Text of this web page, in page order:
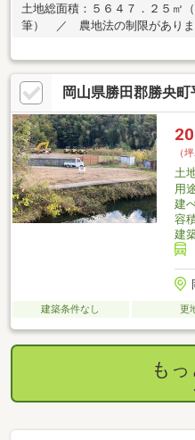
土地総面積：５６４７．２５㎡
筆） ／ 農地法の制限がありま
岡山県勝田郡勝央町
（
土
用
建
容
建
建築条件なし 更
も